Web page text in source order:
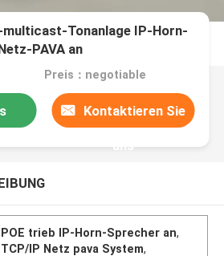
Tonanlage IP-Horn-
PAVA an
Preis：negotiable
Kontaktieren Sie
uns
POE trieb IP-Horn-Sprecher an,
TCP/IP Netz pava System,